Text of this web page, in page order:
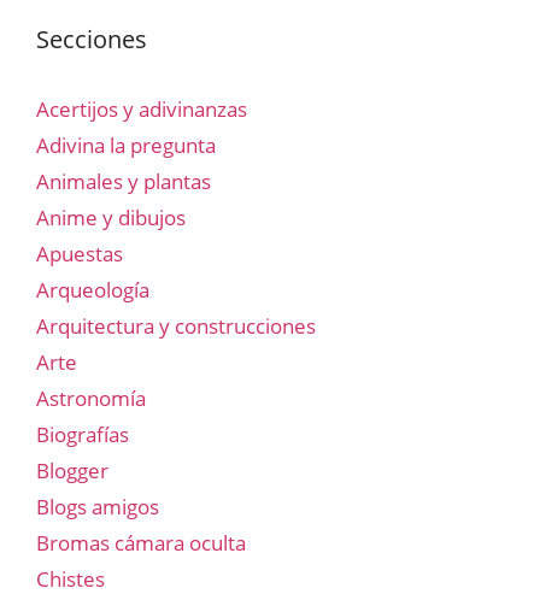
Secciones
Acertijos y adivinanzas
Adivina la pregunta
Animales y plantas
Anime y dibujos
Apuestas
Arqueología
Arquitectura y construcciones
Arte
Astronomía
Biografías
Blogger
Blogs amigos
Bromas cámara oculta
Chistes